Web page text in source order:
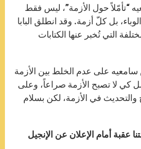
“تأمّلاً حول الأزمة”، ليس فقط
بل كلّ أزمة. وقد انطلق البابا
التي تُخبر عنها الكتابات
على عدم الخلط بين الأزمة
كي لا تصبح الأزمة صراعاً، وعلى
والتحديث في الأزمة، لكن بسلام
عقبة أمام الإعلان عن الإنجيل